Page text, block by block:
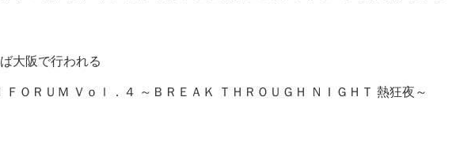
大阪で行われる
ＦＯＲＵＭ Ｖｏｌ．４ ～ＢＲＥＡＫ ＴＨＲＯＵＧＨ ＮＩＧＨＴ 熱狂夜～